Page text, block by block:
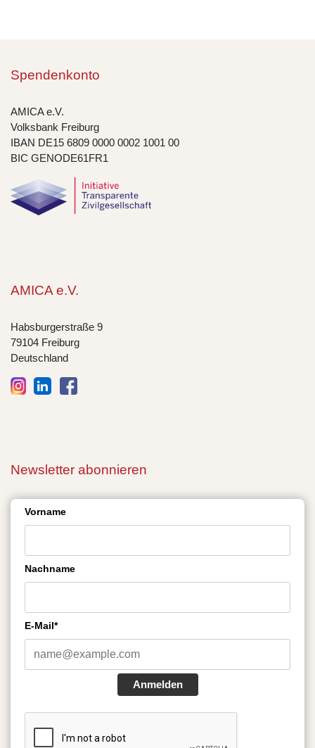
Spendenkonto
AMICA e.V.
Volksbank Freiburg
IBAN DE15 6809 0000 0002 1001 00
BIC GENODE61FR1
AMICA e.V.
Habsburgerstraße 9
79104 Freiburg
Deutschland
Newsletter abonnieren
Vorname
Nachname
E-Mail*
Anmelden